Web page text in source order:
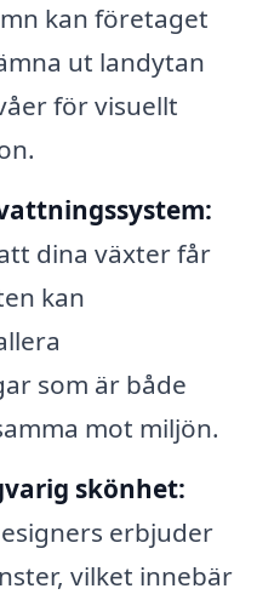
kan företaget
ut landytan
för visuellt
dina växter får
kan
som är både
mot miljön.
skönhet:
erbjuder
vilket innebär